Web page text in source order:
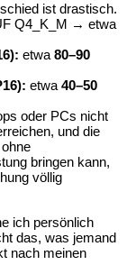
ist drastisch.
Q4_K_M → etwa
etwa 80–90
etwa 40–50
oder PCs nicht
und die
bringen kann,
völlig
ich persönlich
das, was jemand
nach meinen